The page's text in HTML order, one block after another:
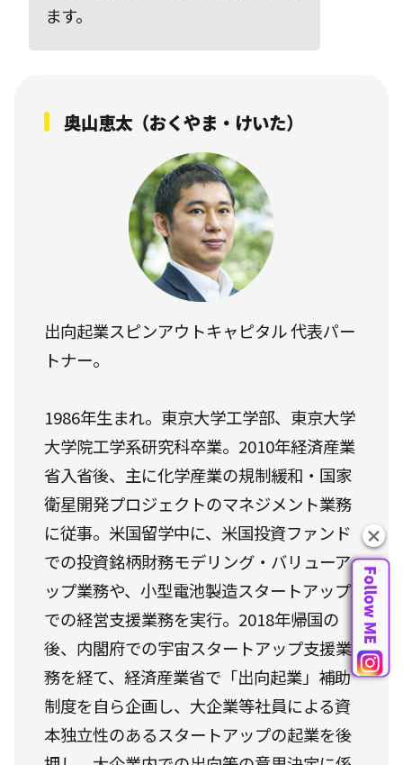
ます。
奥山恵太（おくやま・けいた）
出向起業スピンアウトキャピタル 代表パー
トナー。
1986年生まれ。東京大学工学部、東京大学
大学院工学系研究科卒業。2010年経済産業
省入省後、主に化学産業の規制緩和・国家
衛星開発プロジェクトのマネジメント業務
に従事。米国留学中に、米国投資ファンド
での投資銘柄財務モデリング・バリューア
ップ業務や、小型電池製造スタートアップ
での経営支援業務を実行。2018年帰国の
後、内閣府での宇宙スタートアップ支援業
務を経て、経済産業省で「出向起業」補助
制度を自ら企画し、大企業等社員による資
本独立性のあるスタートアップの起業を後